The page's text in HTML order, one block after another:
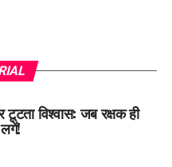
विश्वास: जब रक्षक ही